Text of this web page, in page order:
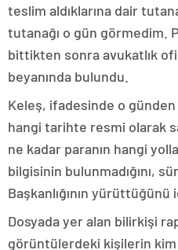
teslim aldıklarına dair
tutanağı o gün görmedim.
bittikten sonra avukatlık
beyanında bulundu.
Keleş, ifadesinde o günden
hangi tarihte resmi olarak
ne kadar paranın hangi
bilgisinin bulunmadığını,
Başkanlığının yürüttüğünü
Dosyada yer alan bilirkişi
görüntülerdeki kişilerin kim